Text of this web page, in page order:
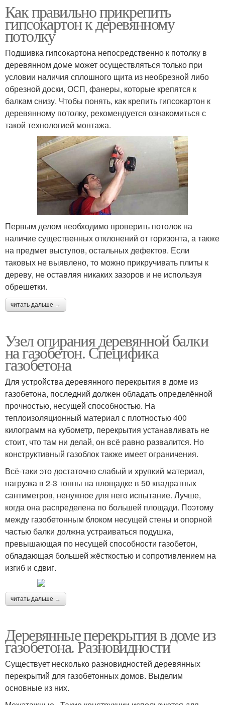
Как правильно прикрепить
гипсокартон к деревянному
потолку
Подшивка гипсокартона непосредственно к потолку в
деревянном доме может осуществляться только при
условии наличия сплошного щита из необрезной либо
обрезной доски, ОСП, фанеры, которые крепятся к
балкам снизу. Чтобы понять, как крепить гипсокартон к
деревянному потолку, рекомендуется ознакомиться с
такой технологией монтажа.
Первым делом необходимо проверить потолок на
наличие существенных отклонений от горизонта, а также
на предмет выступов, остальных дефектов. Если
таковых не выявлено, то можно прикручивать плиты к
дереву, не оставляя никаких зазоров и не используя
обрешетки.
читать дальше →
Узел опирания деревянной балки
на газобетон. Специфика
газобетона
Для устройства деревянного перекрытия в доме из
газобетона, последний должен обладать определённой
прочностью, несущей способностью. На
теплоизоляционный материал с плотностью 400
килограмм на кубометр, перекрытия устанавливать не
стоит, что там ни делай, он всё равно развалится. Но
конструктивный газоблок также имеет ограничения.
Всё-таки это достаточно слабый и хрупкий материал,
нагрузка в 2-3 тонны на площадке в 50 квадратных
сантиметров, ненужное для него испытание. Лучше,
когда она распределена по большей площади. Поэтому
между газобетонным блоком несущей стены и опорной
частью балки должна устраиваться подушка,
превышающая по несущей способности газобетон,
обладающая большей жёсткостью и сопротивлением на
изгиб и сдвиг.
читать дальше →
Деревянные перекрытия в доме из
газобетона. Разновидности
Существует несколько разновидностей деревянных
перекрытий для газобетонных домов. Выделим
основные из них.